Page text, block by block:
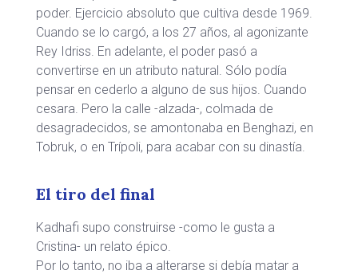
poder. Ejercicio absoluto que cultiva desde 1969.
Cuando se lo cargó, a los 27 años, al agonizante
Rey Idriss. En adelante, el poder pasó a
convertirse en un atributo natural. Sólo podía
pensar en cederlo a alguno de sus hijos. Cuando
cesara. Pero la calle -alzada-, colmada de
desagradecidos, se amontonaba en Benghazi, en
Tobruk, o en Trípoli, para acabar con su dinastía.
El tiro del final
Kadhafi supo construirse -como le gusta a
Cristina- un relato épico.
Por lo tanto, no iba a alterarse si debía matar a